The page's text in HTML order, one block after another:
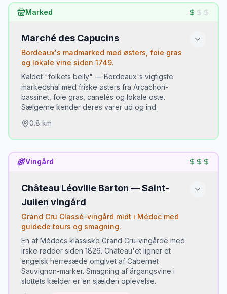
Du skal prøve:
Langoustiner med kaviar
Bordeaux Grand Cru Classé til maden
📅 OBS: Kun åben til aften. Smart dresscode.
Marked
Marché des Capucins
Bordeaux's madmarked med østers, foie gras
og lokale vine siden 1749.
Kaldet "folkets belly" — Bordeaux's vigtigste
markedshal med friske østers fra Arcachon-
bassinet, foie gras, canelés og lokale oste.
Sælgerne kender deres varer ud og ind.
0.8 km
Du skal prøve:
Østers fra Arcachon serveret på stedet
kagefinger)
•Magret de canard (andebryst)
📅 OBS: Åbent tidlig morgen til tidlig eftermiddag.
Bedst om formiddagen.
Vingård
Château Léoville Barton — Saint-
Julien vingård
Grand Cru Classé-vingård midt i Médoc med
guidede tours og smagning.
En af Médocs klassiske Grand Cru-vingårde med
irske rødder siden 1826. Château'et ligner et
engelsk herresæde omgivet af Cabernet
Sauvignon-marker. Smagning af årgangsvine i
slottets kælder er en sjælden oplevelse.